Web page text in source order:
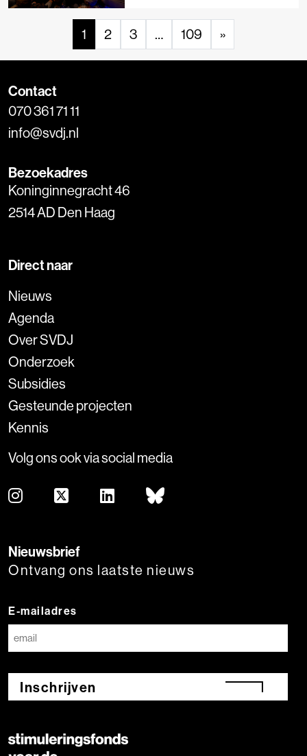
1 2 3 … 109 »
Contact
070 361 71 11
info@svdj.nl
Bezoekadres
Koninginnegracht 46
2514 AD Den Haag
Direct naar
Nieuws
Agenda
Over SVDJ
Onderzoek
Subsidies
Gesteunde projecten
Kennis
Volg ons ook via social media
Nieuwsbrief
Ontvang ons laatste nieuws
E-mailadres
Inschrijven